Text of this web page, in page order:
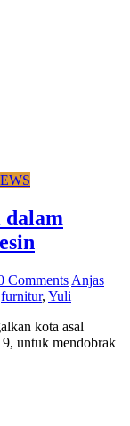
dalam
Comments Anjas
furnitur, Yuli
kota asal
untuk mendobrak